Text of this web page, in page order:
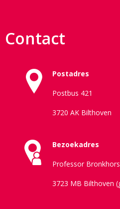
Contact
Postadres
Postbus 421
3720 AK Bilthoven
Bezoekadres
Professor
3723 MB Bilthoven